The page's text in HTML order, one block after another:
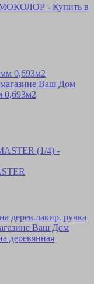
0,693м2
деревянная